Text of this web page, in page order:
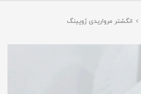
انگشتر مرواریدی ژوپینگ